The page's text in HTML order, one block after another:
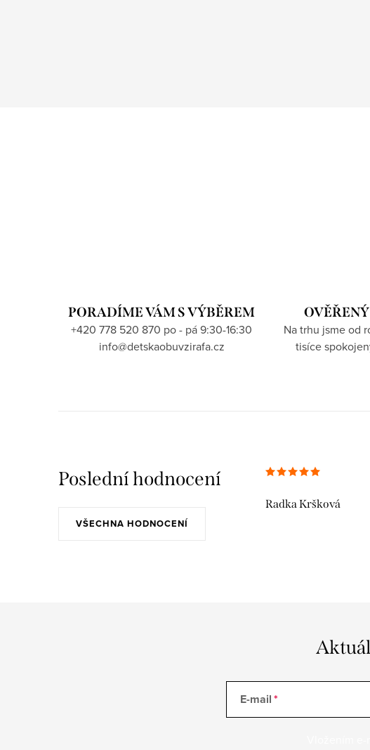
PORADÍME VÁM S VÝBĚREM
+420 778 520 870 po - pá 9:30-16:30
info@detskaobuvzirafa.cz
Na trhu jsme od
tisíce
Poslední hodnocení
VŠECHNA HODNOCENÍ
Radka Kršková
E-mail